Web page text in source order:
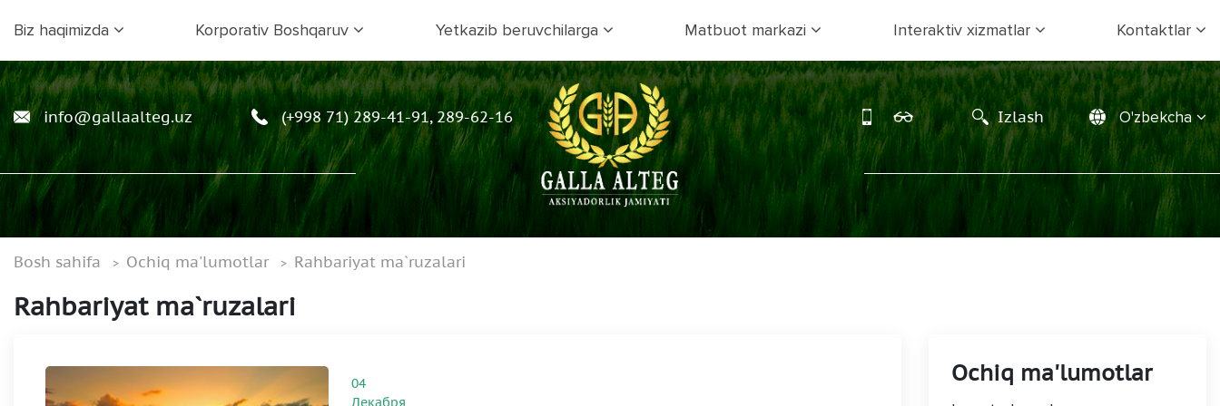
Biz haqimizda Korporativ Boshqaruv Yetkazib beruvchilarga Matbuot markazi Interaktiv xizmatlar Kontaktlar
info@gallaalteg.uz (+998 71) 289-41-91, 289-62-16 Izlash O'zbekcha
Bosh sahifa Ochiq ma'lumotlar Rahbariyat ma`ruzalari
Rahbariyat ma`ruzalari
04
Декабря
Ochiq ma'lumotlar